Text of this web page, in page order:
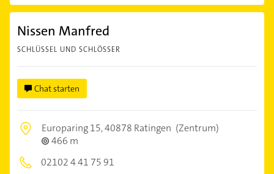
Nissen Manfred
SCHLÜSSEL UND SCHLÖSSER
Chat starten
Europaring 15,40878 Ratingen (Zentrum)
466 m
02102 4 41 75 91